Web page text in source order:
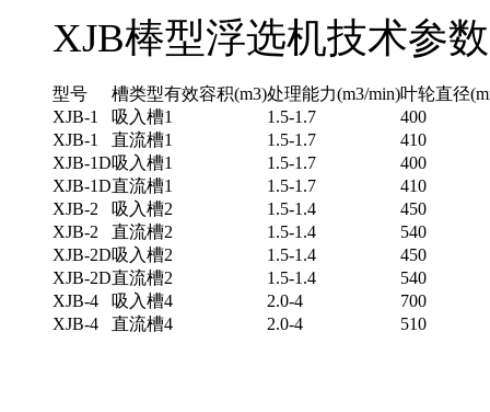
XJB棒型浮选机技术参数
型号 槽类型有效容积(m3)处理能力(m3/min)叶轮直径
XJB-1
吸入槽1 1.5-1.7
400
XJB-1
直流槽1 1.5-1.7
410
XJB-1D吸入槽1 1.5-1.7
400
XJB-1D直流槽1 1.5-1.7
410
XJB-2
吸入槽2 1.5-1.4
450
XJB-2
直流槽2 1.5-1.4
540
XJB-2D吸入槽2 1.5-1.4
450
XJB-2D直流槽2 1.5-1.4
540
XJB-4
吸入槽4 2.0-4
700
XJB-4
直流槽4 2.0-4 510